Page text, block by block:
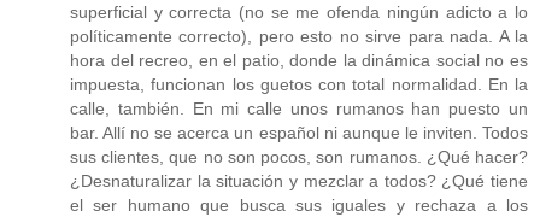
superficial y correcta (no se me ofenda ningún adicto a lo
políticamente correcto), pero esto no sirve para nada. A la
hora del recreo, en el patio, donde la dinámica social no es
impuesta, funcionan los guetos con total normalidad. En la
calle, también. En mi calle unos rumanos han puesto un
bar. Allí no se acerca un español ni aunque le inviten. Todos
sus clientes, que no son pocos, son rumanos. ¿Qué hacer?
¿Desnaturalizar la situación y mezclar a todos? ¿Qué tiene
el ser humano que busca sus iguales y rechaza a los